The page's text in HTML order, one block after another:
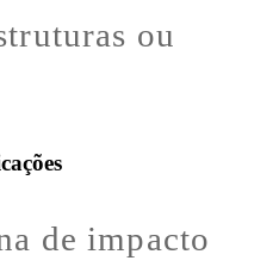
ou
de impacto